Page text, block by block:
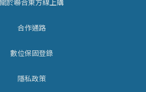
關於聯合東方線上購
合作通路
數位保固登錄
隱私政策